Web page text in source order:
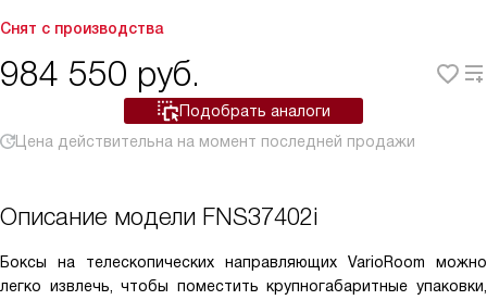
Снят с производства
984 550 руб.
Подобрать аналоги
Цена действительна на момент последней продажи
Описание модели FNS37402i
Боксы на телескопических направляющих VarioRoom можно
легко извлечь, чтобы поместить крупногабаритные упаковки,